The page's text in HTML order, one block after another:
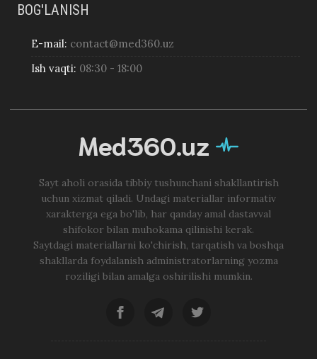
Med360.uz
Sayt aholi orasida tibbiy tushunchani shakllantirish
uchun xizmat qiladi. Undagi materiallar informativ
xarakterga ega bo'lib, har qanday amal dastavval
shifokor bilan muhokama qilinishi kerak.
Saytdagi materiallarni ko'chirish, tarqatish va boshqa
shakllarda foydalanish administratorlarning yozma
roziligi bilan amalga oshirilishi mumkin.
BOG'LANISH
E-mail: contact@med360.uz
Ish vaqti: 08:30 - 18:00